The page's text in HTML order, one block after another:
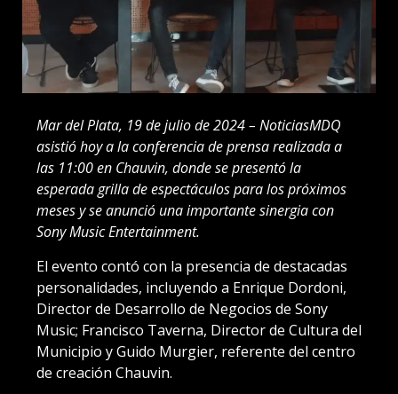
Mar del Plata, 19 de julio de 2024 – NoticiasMDQ
asistió hoy a la conferencia de prensa realizada a
las 11:00 en Chauvin, donde se presentó la
esperada grilla de espectáculos para los próximos
meses y se anunció una importante sinergia con
Sony Music Entertainment.
El evento contó con la presencia de destacadas
personalidades, incluyendo a Enrique Dordoni,
Director de Desarrollo de Negocios de Sony
Music; Francisco Taverna, Director de Cultura del
Municipio y Guido Murgier, referente del centro
de creación Chauvin.